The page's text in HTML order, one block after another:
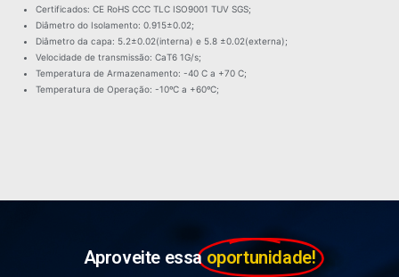
Certificados: CE RoHS CCC TLC ISO9001 TUV SGS;
Diâmetro do Isolamento: 0.915±0.02;
Diâmetro da capa: 5.2±0.02(interna) e 5.8 ±0.02(externa);
Velocidade de transmissão: CaT6 1G/s;
Temperatura de Armazenamento: -40 C a +70 C;
Temperatura de Operação: -10ºC a +60ºC;
Aproveite essa oportunidade!